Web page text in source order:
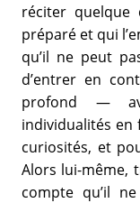
réciter quelque
préparé et qui
qu’il ne peut
d’entrer en
profond —
individualités en
curiosités, et
Alors lui-même,
compte qu’il